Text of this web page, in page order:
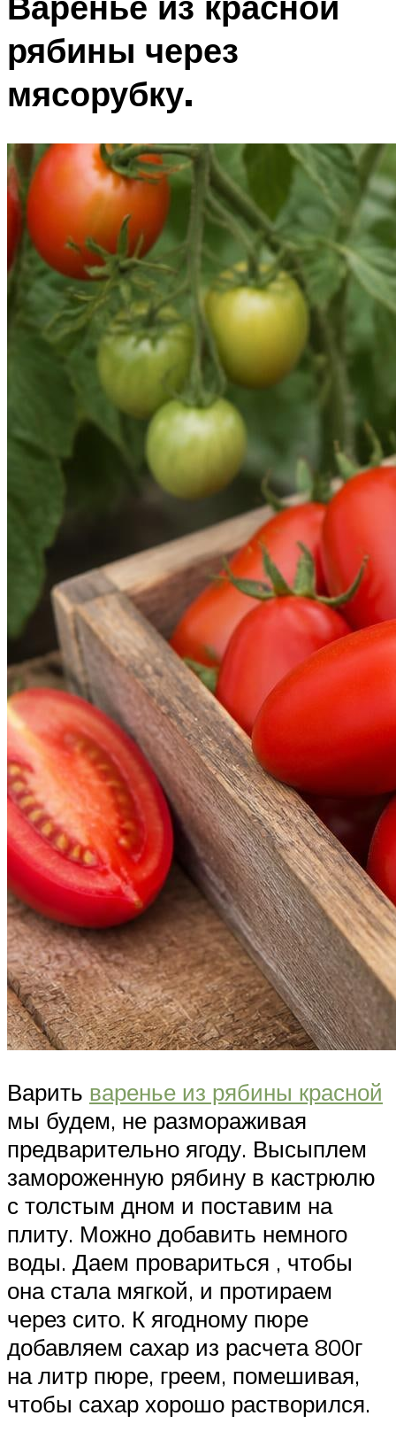
рябины через
мясорубку.
Варить варенье из рябины красной
мы будем, не размораживая
предварительно ягоду. Высыплем
замороженную рябину в кастрюлю
с толстым дном и поставим на
плиту. Можно добавить немного
воды. Даем провариться , чтобы
она стала мягкой, и протираем
через сито. К ягодному пюре
добавляем сахар из расчета 800г
на литр пюре, греем, помешивая,
чтобы сахар хорошо растворился.